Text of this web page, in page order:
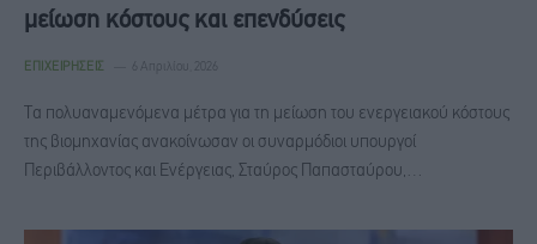
μείωση κόστους και επενδύσεις
ΕΠΙΧΕΙΡΉΣΕΙΣ 6 Απριλίου, 2026
Τα πολυαναμενόμενα μέτρα για τη μείωση του ενεργειακού κόστους
της βιομηχανίας ανακοίνωσαν οι συναρμόδιοι υπουργοί
Περιβάλλοντος και Ενέργειας, Σταύρος Παπασταύρου,…